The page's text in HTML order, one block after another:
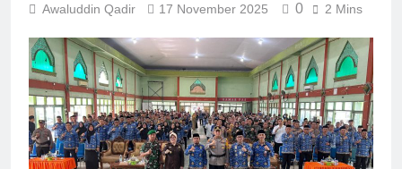
Awaluddin Qadir 17 November 2025 0 2 Mins